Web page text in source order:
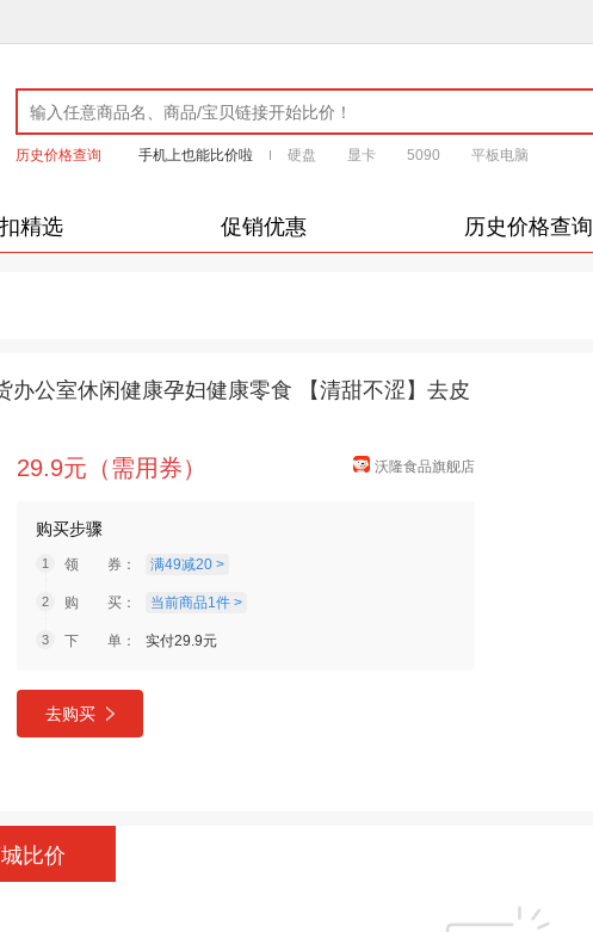
历史价格查询 手机上也能比价啦 硬盘 显卡 5090 平板电脑
精选 促销优惠 历史价格查询
办公室休闲健康孕妇健康零食 【清甜不涩】去皮
29.9元（需用券） 沃隆食品旗舰店
购买步骤
领 券： 满49减20 >
购 买： 当前商品1件 >
下 单： 实付29.9元
去购买
比价